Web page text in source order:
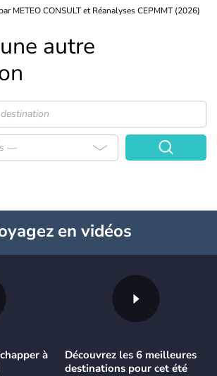
METEO CONSULT et Réanalyses CEPMMT (2026)
une autre
—
en vidéos
à
Découvrez les 6 meilleures
destinations pour cet été